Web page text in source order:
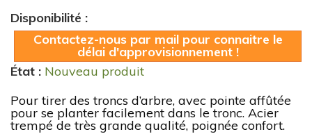
Disponibilité :
Contactez-nous par mail pour connaitre le
délai d'approvisionnement !
État : Nouveau produit
Pour tirer des troncs d’arbre, avec pointe affûtée
pour se planter facilement dans le tronc. Acier
trempé de très grande qualité, poignée confort.